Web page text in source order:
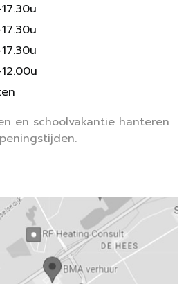
en schoolvakantie hanteren